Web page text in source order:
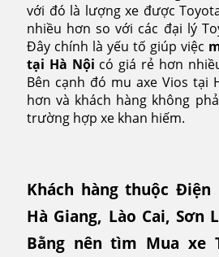
với đó là lượng xe được
nhiều hơn so với các đại lý
Đây chính là yếu tố giúp việc
tại Hà Nội có giá rẻ hơn
Bên cạnh đó mu axe Vios tại
hơn và khách hàng không
trường hợp xe khan hiếm.
Khách hàng thuộc Điện
Hà Giang, Lào Cai, Sơn
Bằng nên tìm Mua xe